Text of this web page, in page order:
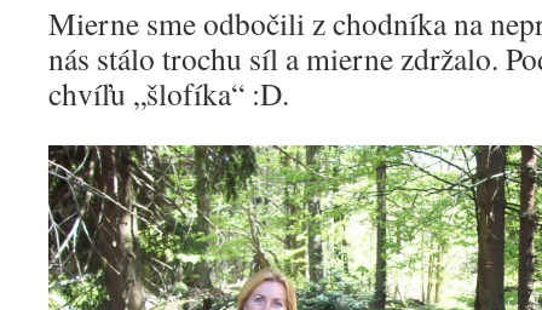
Mierne sme odbočili z chodníka na
nás stálo trochu síl a mierne zdržalo.
chvíľu „šlofíka“ :D.